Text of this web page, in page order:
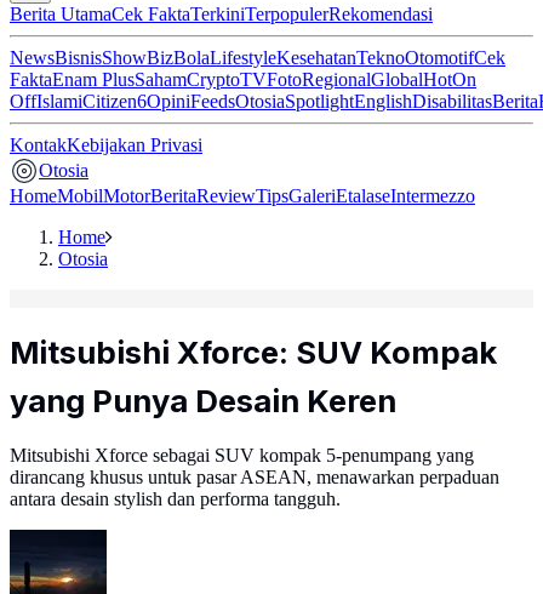
Berita UtamaCek FaktaTerkiniTerpopulerRekomendasi
NewsBisnisShowBizBolaLifestyleKesehatanTeknoOtomotifCek
FaktaEnam PlusSahamCryptoTVFotoRegionalGlobalHotOn
OffIslamiCitizen6OpiniFeedsOtosiaSpotlightEnglishDisabilitasBerita
KontakKebijakan Privasi
Otosia
HomeMobilMotorBeritaReviewTipsGaleriEtalaseIntermezzo
Home
Otosia
Mitsubishi Xforce: SUV Kompak
yang Punya Desain Keren
Mitsubishi Xforce sebagai SUV kompak 5-penumpang yang
dirancang khusus untuk pasar ASEAN, menawarkan perpaduan
antara desain stylish dan performa tangguh.